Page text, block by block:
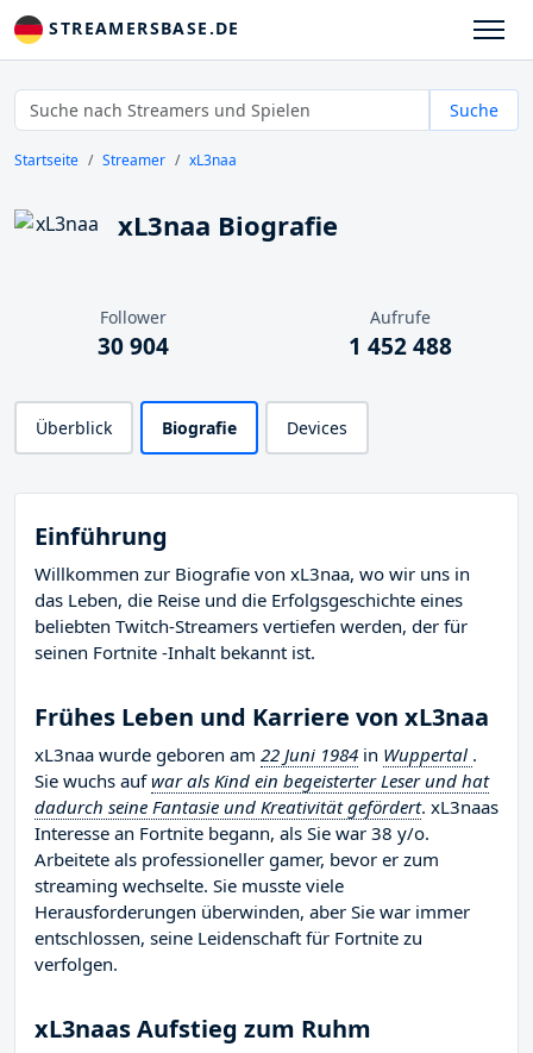
STREAMERSBASE.DE
Suche
Startseite Streamer xL3naa
xL3naa Biografie
Follower
30 904
Aufrufe
1 452 488
Überblick Biografie Devices
Einführung
Willkommen zur Biografie von xL3naa, wo wir uns in
das Leben, die Reise und die Erfolgsgeschichte eines
beliebten Twitch-Streamers vertiefen werden, der für
seinen Fortnite -Inhalt bekannt ist.
Frühes Leben und Karriere von xL3naa
xL3naa wurde geboren am 22 Juni 1984 in Wuppertal .
Sie wuchs aufwar als Kind ein begeisterter Leser und hat
dadurch seine Fantasie und Kreativität gefördert. xL3naas
Interesse an Fortnite begann, als Sie war 38 y/o.
Arbeitete als professioneller gamer, bevor er zum
streaming wechselte. Sie musste viele
Herausforderungen überwinden, aber Sie war immer
entschlossen, seine Leidenschaft für Fortnite zu
verfolgen.
xL3naas Aufstieg zum Ruhm